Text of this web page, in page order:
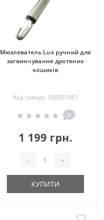
Мюзлеватель Lux ручний для
загвинчування дротяних
кошиків
Код товару: 100001061
0
1 199 грн.
- +
КУПИТИ